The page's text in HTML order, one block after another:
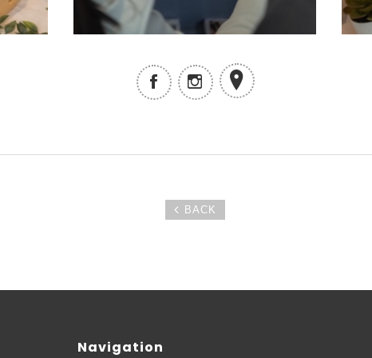
BACK
Navigation